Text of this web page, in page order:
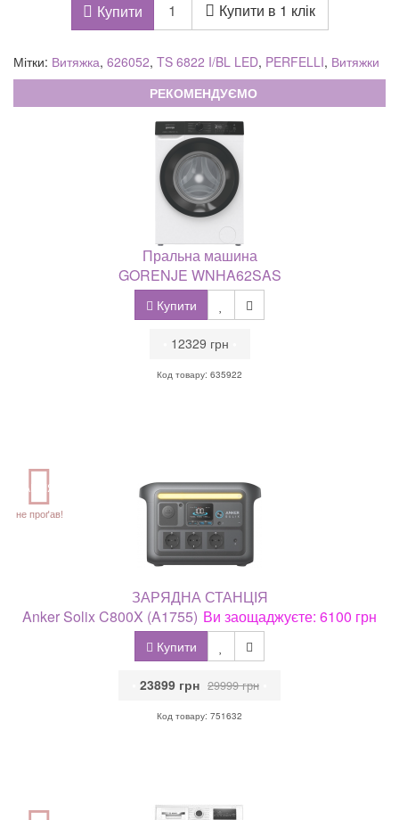
Купити Купити в 1 клік
Мітки: Витяжка, 626052, TS 6822 I/BL LED, PERFELLI, Витяжки
РЕКОМЕНДУЄМО
Пральна машина
GORENJE WNHA62SAS
Купити
12329 грн
Код товару: 635922
АКЦІЯ
не проґав!
ЗАРЯДНА СТАНЦІЯ
Anker Solix C800X (A1755) Ви заощаджуєте: 6100 грн
Купити
23899 грн 29999 грн
Код товару: 751632